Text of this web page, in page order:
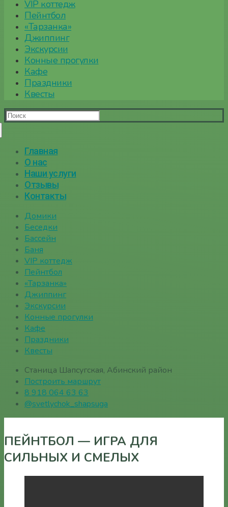
VIP коттедж
Пейнтбол
«Тарзанка»
Джиппинг
Экскурсии
Конные прогулки
Кафе
Праздники
Квесты
Найти:
Главная
О нас
Наши услуги
Отзывы
Контакты
Домики
Беседки
Бассейн
Баня
VIP коттедж
Пейнтбол
«Тарзанка»
Джиппинг
Экскурсии
Конные прогулки
Кафе
Праздники
Квесты
Станица Шапсугская, Абинский район
Построить маршрут
8 918 064 63 63
@svetlychok_shapsuga
ПЕЙНТБОЛ — ИГРА ДЛЯ
СИЛЬНЫХ И СМЕЛЫХ